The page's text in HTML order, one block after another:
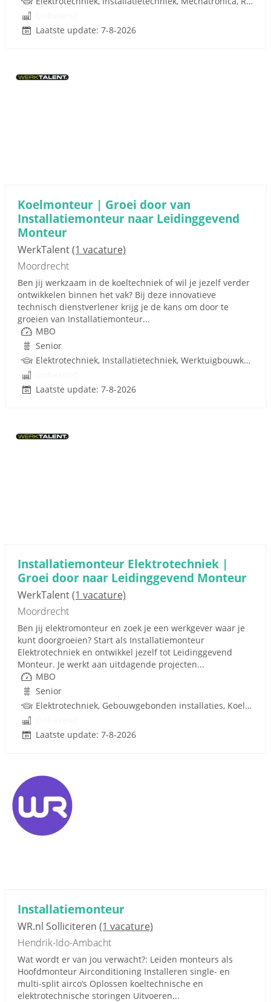
Laatste update: 7-8-2026
Koelmonteur | Groei door van
Installatiemonteur naar Leidinggevend
Monteur
WerkTalent(1 vacature)
Moordrecht
Ben jij werkzaam in de koeltechniek of wil je jezelf verder
ontwikkelen binnen het vak? Bij deze innovatieve
technisch dienstverlener krijg je de kans om door te
groeien van Installatiemonteur...
MBO
Senior
Elektrotechniek, Installatietechniek, Werktuigbouwkunde, Gebouwgebonden installaties, Koeltechniek, Rijbewijs
Laatste update: 7-8-2026
Installatiemonteur Elektrotechniek |
Groei door naar Leidinggevend Monteur
WerkTalent(1 vacature)
Moordrecht
Ben jij elektromonteur en zoek je een werkgever waar je
kunt doorgroeien? Start als Installatiemonteur
Elektrotechniek en ontwikkel jezelf tot Leidinggevend
Monteur. Je werkt aan uitdagende projecten...
MBO
Senior
Elektrotechniek, Gebouwgebonden installaties, Koeltechniek, Rijbewijs
Laatste update: 7-8-2026
Installatiemonteur
WR.nl Solliciteren (1 vacature)
Hendrik-Ido-Ambacht
Wat wordt er van jou verwacht?: Leiden monteurs als
Hoofdmonteur Airconditioning Installeren single- en
multi-split airco’s Oplossen koeltechnische en
elektrotechnische storingen Uitvoeren...